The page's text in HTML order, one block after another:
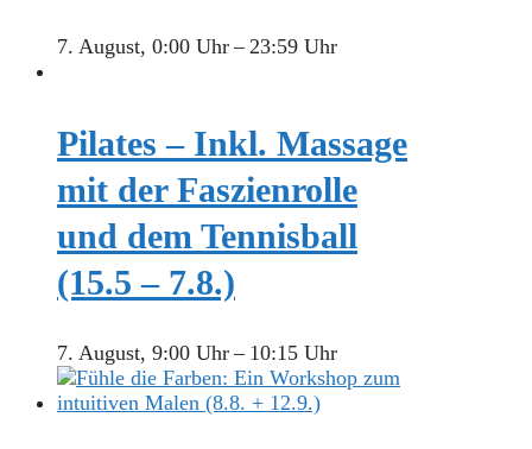
7. August, 0:00 Uhr–23:59 Uhr
Pilates – Inkl. Massage
mit der Faszienrolle
und dem Tennisball
(15.5 – 7.8.)
7. August, 9:00 Uhr– 10:15 Uhr